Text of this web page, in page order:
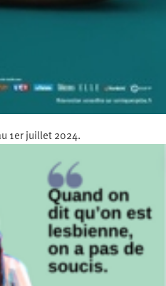
1er juillet 2024.